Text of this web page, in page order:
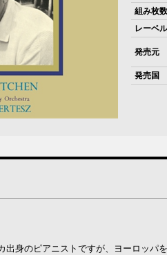
組み枚数
レーベル
発売元
発売国
出身のピアニストですが、ヨーロッ